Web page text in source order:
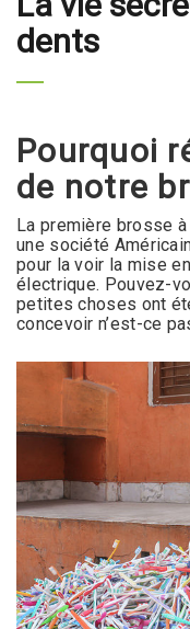
dents
Pourquoi
de notre
La première brosse
une société
pour la voir la mise
électrique. Pouvez-
petites choses ont
concevoir n’est-ce